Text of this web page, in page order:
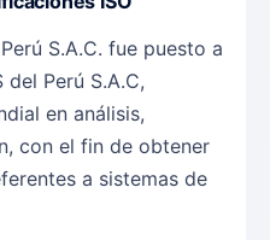
S.A.C. fue puesto a
Perú S.A.C,
en análisis,
con el fin de obtener
a sistemas de